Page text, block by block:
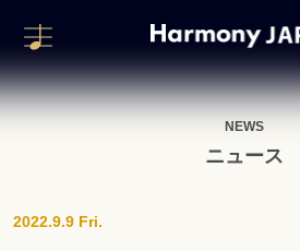
NEWS
ニュース
2022.9.9 Fri.